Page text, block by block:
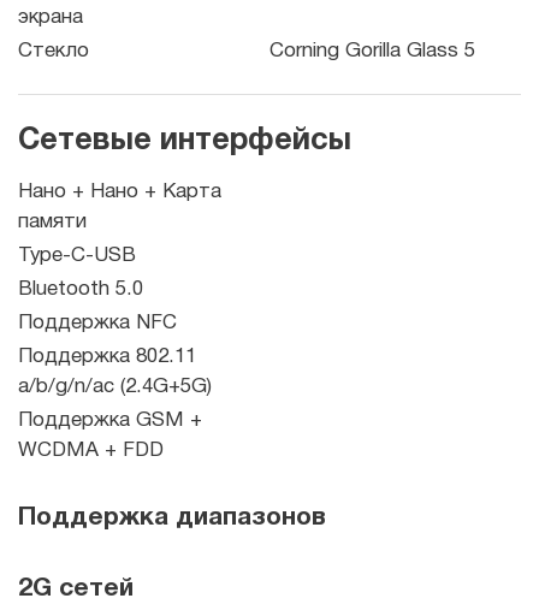
экрана
Стекло Corning Gorilla Glass 5
Сетевые интерфейсы
Нано + Нано + Карта
памяти
Type-C-USB
Bluetooth 5.0
Поддержка NFC
Поддержка 802.11
a/b/g/n/ac (2.4G+5G)
Поддержка GSM +
WCDMA + FDD
Поддержка диапазонов
2G сетей